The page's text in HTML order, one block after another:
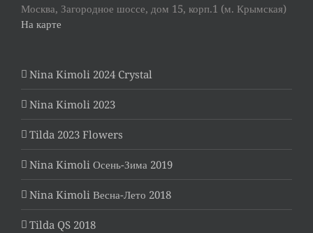
Москва, Загородное шоссе, дом 15, корп.1 (м. Крымская)
На карте
Nina Kimoli 2024 Crystal
Nina Kimoli 2023
Tilda 2023 Flowers
Nina Kimoli Осень-Зима 2019
Nina Kimoli Весна-Лето 2018
Tilda QS 2018